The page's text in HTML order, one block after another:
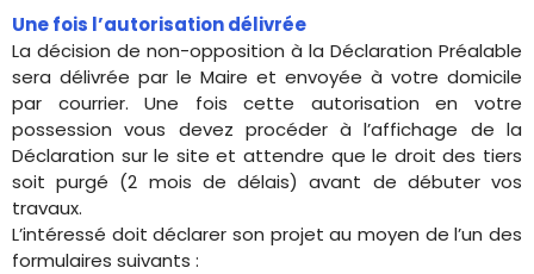
Une fois l’autorisation délivrée
La décision de non-opposition à la Déclaration Préalable
sera délivrée par le Maire et envoyée à votre domicile
par courrier. Une fois cette autorisation en votre
possession vous devez procéder à l’affichage de la
Déclaration sur le site et attendre que le droit des tiers
soit purgé (2 mois de délais) avant de débuter vos
travaux.
L’intéressé doit déclarer son projet au moyen de l’un des
formulaires suivants :